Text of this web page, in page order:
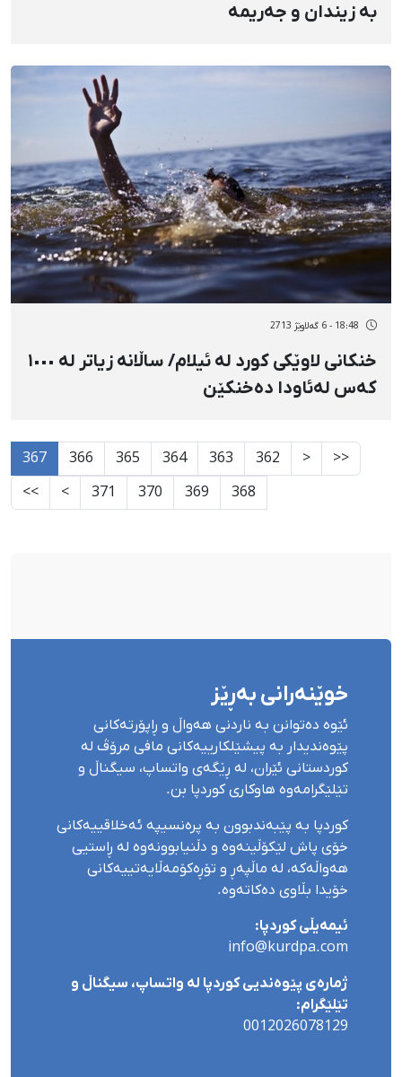
بە زیندان و جەریمە
18:48 - 6 گەلاوێژ 2713
خنکانی لاوێکی کورد لە ئیلام/ ساڵانە زیاتر لە ١٠٠٠
کەس لەئاودا دەخنکێن
<<
<
362
363
364
365
366
367
368
369
370
371
>
>>
خوێنەرانی بەڕێز
ئێوە دەتوانن بە ناردنی هەواڵ و ڕاپۆرتەکانی
پێوەندیدار بە پیشێلکارییەکانی مافی مرۆڤ لە
کوردستانی ئێران، لە ڕێگەی واتساپ، سیگناڵ و
تێلێگرامەوە هاوکاری کوردپا بن.
کوردپا بە پێبەندبوون بە پرەنسیپە ئەخلاقییەکانی
خۆی پاش لێکۆڵینەوە و دڵنیابوونەوە لە ڕاستیی
هەواڵەکە، لە ماڵپەڕ و تۆڕەکۆمەڵایەتییەکانی
خۆیدا بڵاوی دەکاتەوە.
ئیمەیڵی کوردپا:
info@kurdpa.com
ژمارەی پێوەندیی کوردپا لە واتساپ، سیگناڵ و
تێلێگرام:
0012026078129